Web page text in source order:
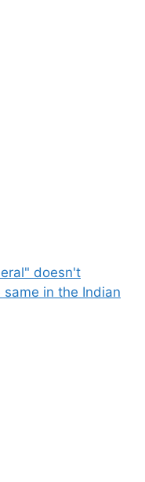
doesn't
in the Indian